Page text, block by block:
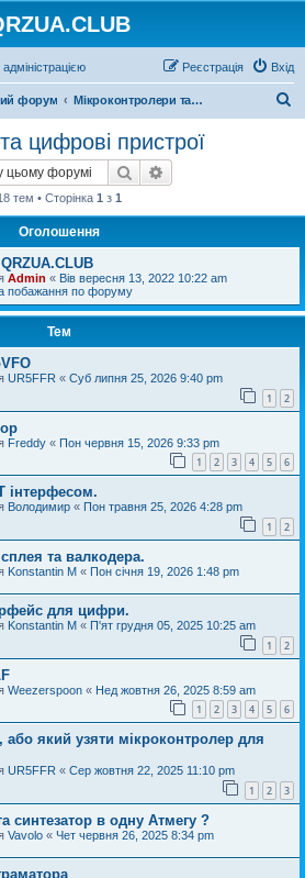
Вхід
Реєстрація
форум Мікроконтролери та цифрові пристрої
цифрові пристрої
Пошук
тем • Сторінка 1 з 1
Оголошення
Admin « Вів вересня 13, 2022 10:22 am
побажання по форуму
Тем
UR5FFR « Суб липня 25, 2026 9:40 pm
1 2
Freddy « Пон червня 15, 2026 9:33 pm
1 2 3 4 5 6
інтерфесом.
Володимир « Пон травня 25, 2026 4:28 pm
1 2
та валкодера.
Konstantin M « Пон січня 19, 2026 1:48 pm
для цифри.
Konstantin M « П'ят грудня 05, 2025 10:25 am
1 2
Weezerspoon « Нед жовтня 26, 2025 8:59 am
1 2 3 4 5 6
або який узяти мікроконтролер для
UR5FFR « Сер жовтня 22, 2025 11:10 pm
1 2 3
синтезатор в одну Атмегу ?
Vavolo « Чет червня 26, 2025 8:34 pm